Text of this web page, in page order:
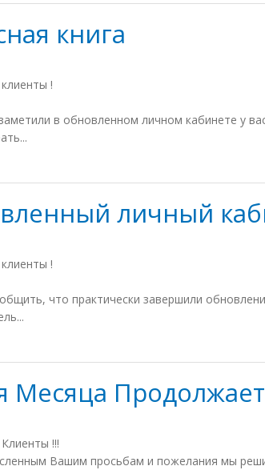
книга
!
в обновленном личном кабинете у
личный
!
что практически завершили
Месяца
!!!
Вашим просьбам и пожелания мы